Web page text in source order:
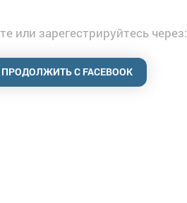
или зарегестрируйтесь через:
ПРОДОЛЖИТЬ С FACEBOOK